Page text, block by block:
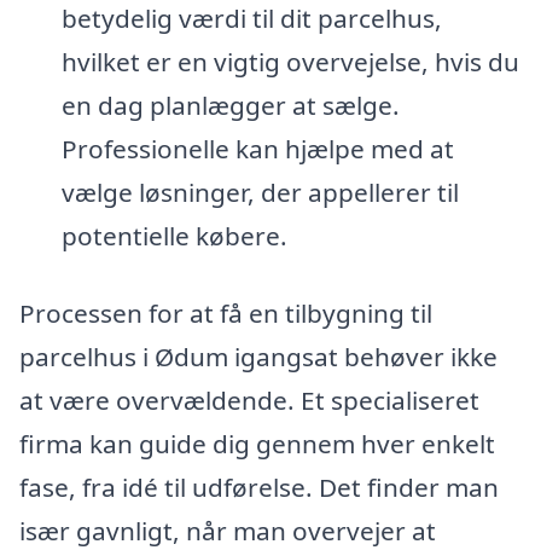
betydelig værdi til dit parcelhus,
hvilket er en vigtig overvejelse, hvis du
en dag planlægger at sælge.
Professionelle kan hjælpe med at
vælge løsninger, der appellerer til
potentielle købere.
Processen for at få en tilbygning til
parcelhus i Ødum igangsat behøver ikke
at være overvældende. Et specialiseret
firma kan guide dig gennem hver enkelt
fase, fra idé til udførelse. Det finder man
især gavnligt, når man overvejer at